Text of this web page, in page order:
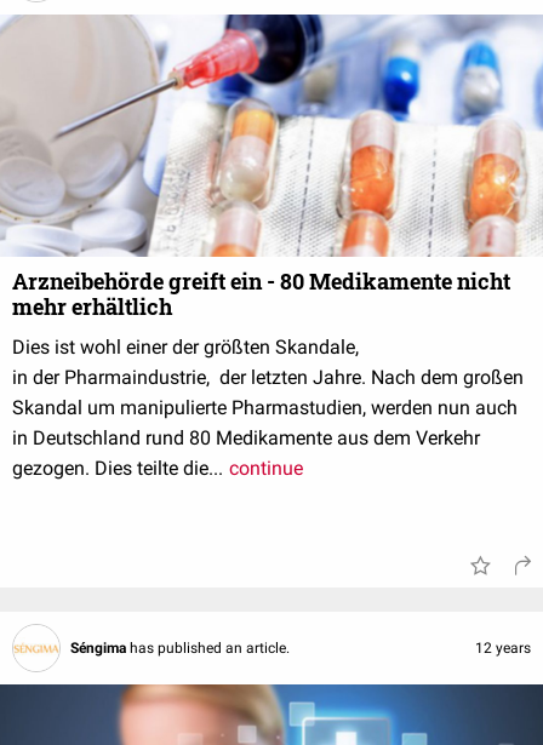
Arzneibehörde greift ein - 80 Medikamente nicht
mehr erhältlich
Dies ist wohl einer der größten Skandale,
in der Pharmaindustrie, der letzten Jahre. Nach dem großen
Skandal um manipulierte Pharmastudien, werden nun auch
in Deutschland rund 80 Medikamente aus dem Verkehr
gezogen. Dies teilte die... continue
Séngima has published an article. 12 years